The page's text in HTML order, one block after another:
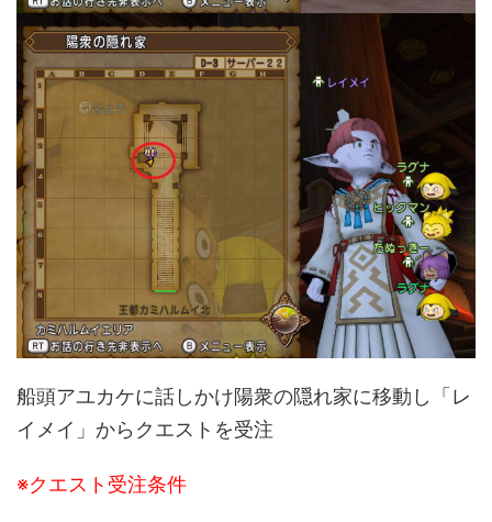
船頭アユカケに話しかけ陽衆の隠れ家に移動し「レ
イメイ」からクエストを受注
※クエスト受注条件